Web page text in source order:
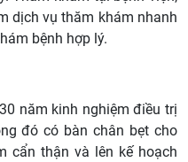
dịch vụ thăm khám nhanh
bệnh hợp lý.
năm kinh nghiệm điều trị
đó có bàn chân bẹt cho
cẩn thận và lên kế hoạch